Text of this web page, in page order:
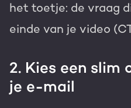
het toetje: de vraag
einde van je video
2. Kies een slim
je e-mail